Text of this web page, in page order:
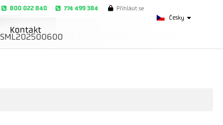
Česky
800 022 840 774 499 384 Přihlásit se
Kontakt
SML202500600